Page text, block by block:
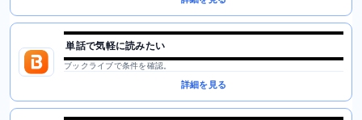
単話で気軽に読みたい
ブックライブで条件を確認。
詳細を見る